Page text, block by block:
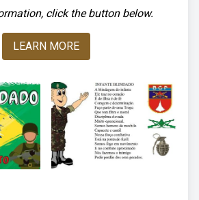
click the button below.
LEARN MORE